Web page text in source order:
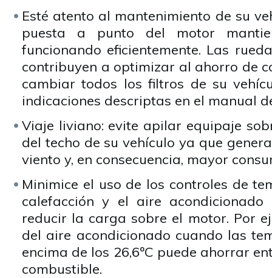
Esté atento al mantenimiento de su
puesta a punto del motor
funcionando eficientemente. Las
contribuyen a optimizar al ahorro de
cambiar todos los filtros de su
indicaciones descriptas en el manual
Viaje liviano: evite apilar equipaje
del techo de su vehículo ya que
viento y, en consecuencia, mayor
Minimice el uso de los controles de
calefacción y el aire acondicionado
reducir la carga sobre el motor. Por
del aire acondicionado cuando las
encima de los 26,6ºC puede ahorrar
combustible.